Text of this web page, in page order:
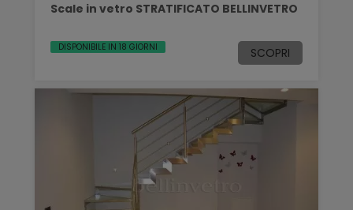
Scale in vetro STRATIFICATO BELLINVETRO
DISPONIBILE IN 18 GIORNI SCOPRI